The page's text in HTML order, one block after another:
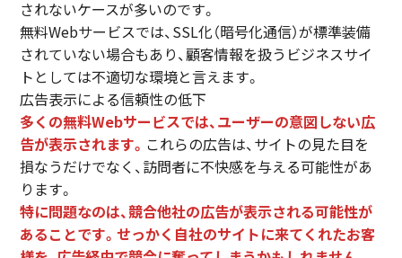
されないケースが多いのです。
無料Webサービスでは、SSL化（暗号化通信）が標準装備
されていない場合もあり、顧客情報を扱うビジネスサイ
トとしては不適切な環境と言えます。
広告表示による信頼性の低下
多くの無料Webサービスでは、ユーザーの意図しない広
告が表示されます。 これらの広告は、サイトの見た目を
損なうだけでなく、訪問者に不快感を与える可能性があ
ります。
特に問題なのは、競合他社の広告が表示される可能性が
あることです。せっかく自社のサイトに来てくれたお客